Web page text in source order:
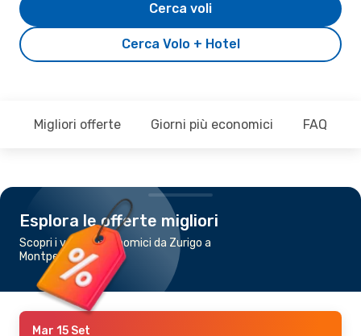
Cerca Volo + Hotel
Cerca voli
Migliori offerte Giorni più economici FAQ
Esplora le offerte migliori
Scopri i voli più economici da Zurigo a
Montpellier
Mar 15 Set